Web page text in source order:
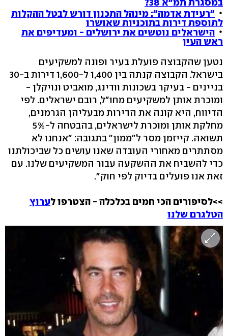
"רעידת אדמה": מינהל התכנון דורש לבטל ההקלות
לתוספת דירות בתוכניות שאושרו
הישראלים נוטשים את ירושלים - ומעדיפים את
ראש העין
נטען שהקבוצה פועלת בעיר ופונה למשקיעים
בישראל. הקבוצה קנתה בין 1,400 ל-1,600 דירות ב-30
בניינים - בעיקר בשכונות וודינג, מואביט ונויקלן -
ומוכרת אותן למשקיעים מחו"ל, רובם ישראלים. לפי
הדיווח, היא קונה את הדירות מבעליהן הגרמנים,
מחלקת אותן ומוכרת לישראלים, בהבטחה ל-5%
תשואה. קייזמן מסר ל"ממון" בתגובה: "אנחנו לא
מסתתרים מאחורי העובדה שאנו עושים כל שביכולתנו
כדי להשביח את ההשקעה עבור המשקיעים שלנו. עם
זאת אנו פועלים בדיוק לפי חוק".
>>לסיפורים הכי חמים בכלכלה - הצטרפו לערוץ
הטלגרם שלנו